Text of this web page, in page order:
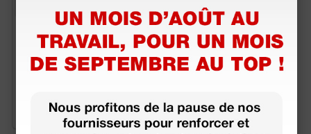
Tableau optométrique Décimal mixte - 3 m
244,08 €
1 pc.